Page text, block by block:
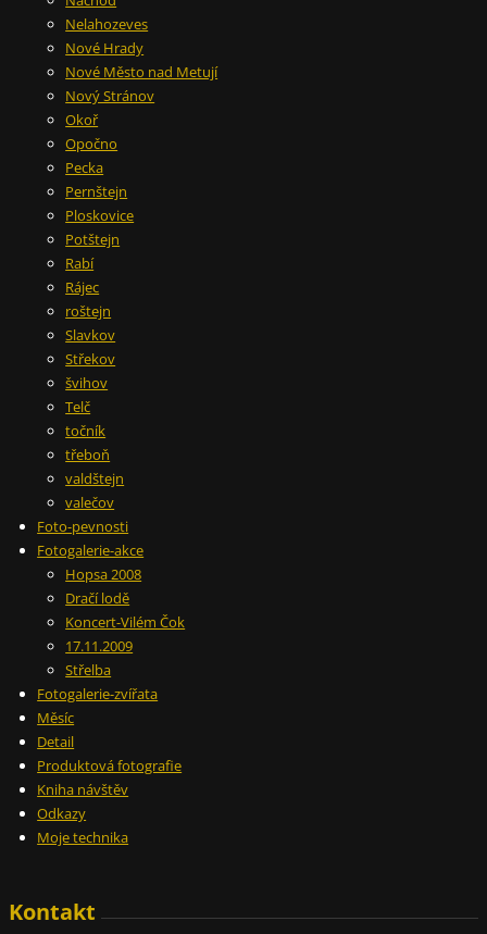
Nelahozeves
Nové Hrady
Nové Město nad Metují
Nový Stránov
Okoř
Opočno
Pecka
Pernštejn
Ploskovice
Potštejn
Rabí
Rájec
roštejn
Slavkov
Střekov
švihov
Telč
točník
třeboň
valdštejn
valečov
Foto-pevnosti
Fotogalerie-akce
Hopsa 2008
Dračí lodě
Koncert-Vilém Čok
17.11.2009
Střelba
Fotogalerie-zvířata
Měsíc
Detail
Produktová fotografie
Kniha návštěv
Odkazy
Moje technika
Kontakt